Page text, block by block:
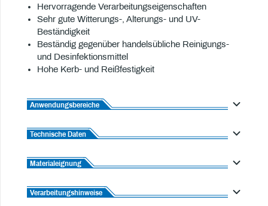
Hervorragende Verarbeitungseigenschaften
Sehr gute Witterungs-, Alterungs- und UV-
Beständigkeit
Beständig gegenüber handelsübliche Reinigungs-
und Desinfektionsmittel
Hohe Kerb- und Reißfestigkeit
Anwendungsbereiche
Technische Daten
Materialeignung
Verarbeitungshinweise